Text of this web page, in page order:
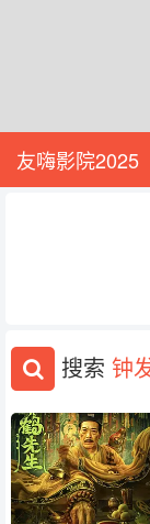
友嗨影院2025
搜索 钟